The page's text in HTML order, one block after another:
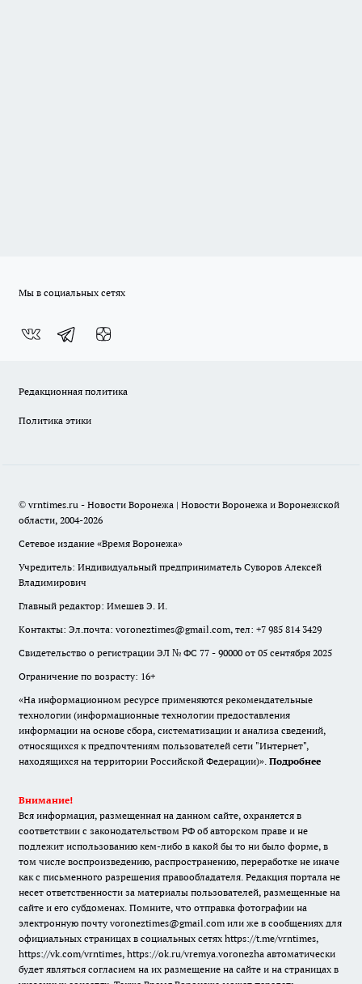
Мы в социальных сетях
Редакционная политика
Политика этики
© vrntimes.ru - Новости Воронежа | Новости Воронежа и Воронежской
области, 2004-2026
Сетевое издание «Время Воронежа»
Учредитель: Индивидуальный предприниматель Суворов Алексей
Владимирович
Главный редактор: Имешев Э. И.
Контакты: Эл.почта: voroneztimes@gmail.com, тел: +7 985 814 3429
Свидетельство о регистрации ЭЛ № ФС 77 - 90000 от 05 сентября 2025
Ограничение по возрасту: 16+
«На информационном ресурсе применяются рекомендательные
технологии (информационные технологии предоставления
информации на основе сбора, систематизации и анализа сведений,
относящихся к предпочтениям пользователей сети "Интернет",
находящихся на территории Российской Федерации)». Подробнее
Внимание!
Вся информация, размещенная на данном сайте, охраняется в
соответствии с законодательством РФ об авторском праве и не
подлежит использованию кем-либо в какой бы то ни было форме, в
том числе воспроизведению, распространению, переработке не иначе
как с письменного разрешения правообладателя. Редакция портала не
несет ответственности за материалы пользователей, размещенные на
сайте и его субдоменах. Помните, что отправка фотографии на
электронную почту voroneztimes@gmail.com или же в сообщениях для
официальных страницах в социальных сетях https://t.me/vrntimes,
https://vk.com/vrntimes, https://ok.ru/vremya.voronezha автоматически
будет являться согласием на их размещение на сайте и на страницах в